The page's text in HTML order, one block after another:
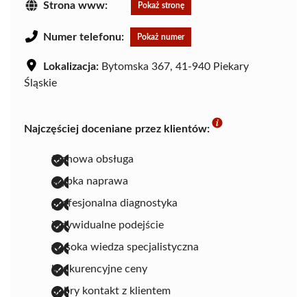
Strona www: Pokaż stronę
Numer telefonu: Pokaż numer
Lokalizacja: Bytomska 367, 41-940 Piekary
Śląskie
Najczęściej doceniane przez klientów:
fachowa obsługa
szybka naprawa
profesjonalna diagnostyka
indywidualne podejście
wysoka wiedza specjalistyczna
konkurencyjne ceny
dobry kontakt z klientem